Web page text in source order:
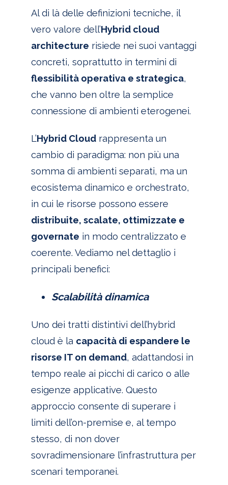
Al di là delle definizioni tecniche, il
vero valore dell’Hybrid cloud
architecture risiede nei suoi vantaggi
concreti, soprattutto in termini di
flessibilità operativa e strategica,
che vanno ben oltre la semplice
connessione di ambienti eterogenei.
L’Hybrid Cloudrappresenta un
cambio di paradigma: non più una
somma di ambienti separati, ma un
ecosistema dinamico e orchestrato,
in cui le risorse possono essere
distribuite, scalate, ottimizzate e
governate in modo centralizzato e
coerente. Vediamo nel dettaglio i
principali benefici:
Scalabilità dinamica
Uno dei tratti distintivi dell’hybrid
cloud è la capacità di espandere le
risorse IT on demand, adattandosi in
tempo reale ai picchi di carico o alle
esigenze applicative. Questo
approccio consente di superare i
limiti dell’on-premise e, al tempo
stesso, di non dover
sovradimensionare l’infrastruttura per
scenari temporanei.